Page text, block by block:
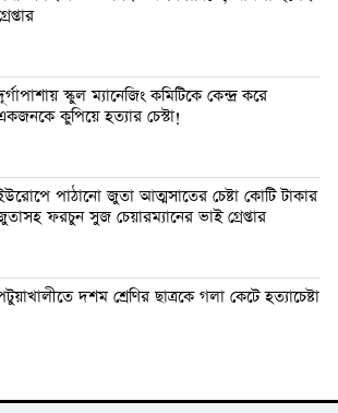
স্কুল ম্যানেজিং কমিটিকে কেন্দ্র করে
কুপিয়ে হত্যার চেস্টা!
পাঠানো জুতা আত্মসাতের চেষ্টা কোটি টাকার
ফরচুন সুজ চেয়ারম্যানের ভাই গ্রেপ্তার
দশম শ্রেণির ছাত্রকে গলা কেটে হত্যাচেষ্টা